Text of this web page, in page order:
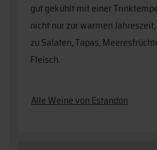
gut gekühlt mit einer
nicht nur zur warmen
zu Salaten, Tapas,
Fleisch.
Alle Weine von Estandon